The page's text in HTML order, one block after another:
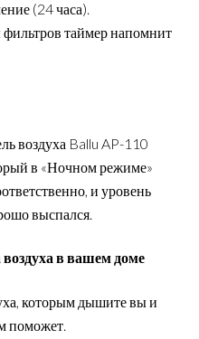
(24 часа).
таймер напомнит
воздуха Ballu AP-110
в «Ночном режиме»
и уровень
выспался.
в вашем доме
которым дышите вы и
поможет.